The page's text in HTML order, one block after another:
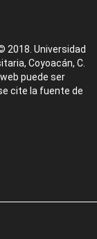
2018. Universidad
Coyoacán, C.
puede ser
cite la fuente de